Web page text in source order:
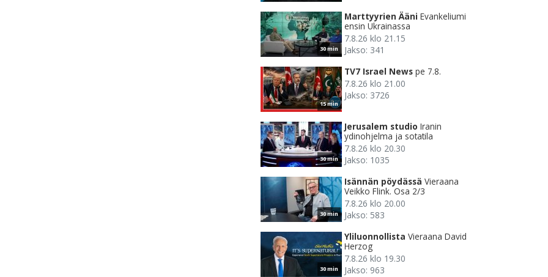
30 min
Marttyyrien Ääni Evankeliumi
ensin Ukrainassa
7.8.26 klo 21.15
Jakso: 341
15 min
TV7 Israel News pe 7.8.
7.8.26 klo 21.00
Jakso: 3726
30 min
Jerusalem studio Iranin
ydinohjelma ja sotatila
7.8.26 klo 20.30
Jakso: 1035
30 min
Isännän pöydässä Vieraana
Veikko Flink. Osa 2/3
7.8.26 klo 20.00
Jakso: 583
30 min
Yliluonnollista Vieraana David
Herzog
7.8.26 klo 19.30
Jakso: 963